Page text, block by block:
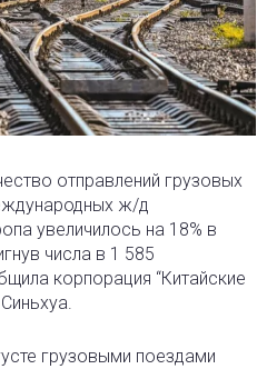
отправлений грузовых
ж/д
увеличилось на 18% в
числа в 1 585
корпорация “Китайские
Синьхуа.
грузовыми поездами